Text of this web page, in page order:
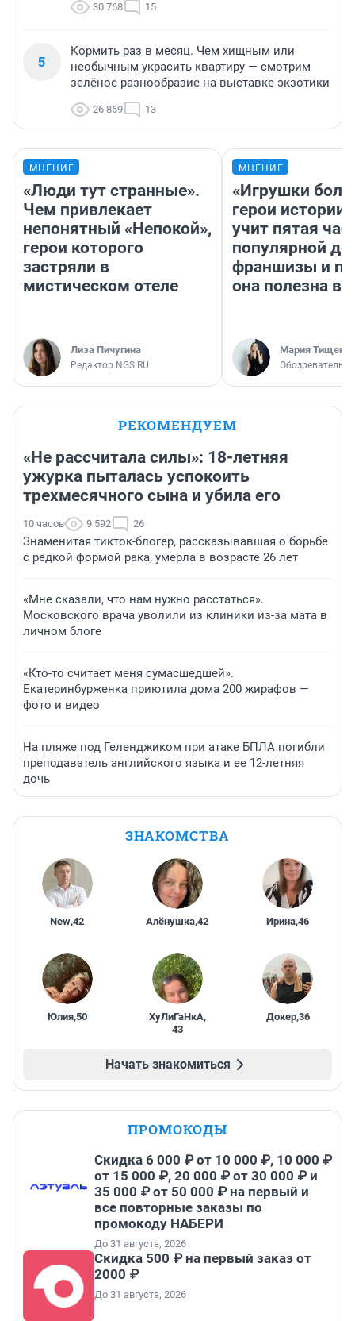
30 768 15
5
Кормить раз в месяц. Чем хищным или
необычным украсить квартиру — смотрим
зелёное разнообразие на выставке экзотики
26 869 13
МНЕНИЕ
«Люди тут странные».
Чем привлекает
непонятный «Непокой»,
герои которого
застряли в
мистическом отеле
Лиза Пичугина
Редактор NGS.RU
МНЕНИЕ
«Игрушки
герои
учит пятая
популярной
франшизы и
она полезна
Мария Тищенко
Обозреватель
РЕКОМЕНДУЕМ
«Не рассчитала силы»: 18-летняя
ужурка пыталась успокоить
трехмесячного сына и убила его
10 часов 9 592 26
Знаменитая тикток-блогер, рассказывавшая о борьбе
с редкой формой рака, умерла в возрасте 26 лет
«Мне сказали, что нам нужно расстаться».
Московского врача уволили из клиники из-за мата в
личном блоге
«Кто-то считает меня сумасшедшей».
Екатеринбурженка приютила дома 200 жирафов —
фото и видео
На пляже под Геленджиком при атаке БПЛА погибли
преподаватель английского языка и ее 12-летняя
дочь
ЗНАКОМСТВА
New,42 Алёнушка,42 Ирина,46
Юлия,50 ХуЛиГаНкА,
43
Докер,36
Начать знакомиться
ПРОМОКОДЫ
Скидка 6 000 ₽ от 10 000 ₽, 10 000 ₽
от 15 000 ₽, 20 000 ₽ от 30 000 ₽ и
35 000 ₽ от 50 000 ₽ на первый и
все повторные заказы по
промокоду НАБЕРИ
До 31 августа, 2026
Скидка 500 ₽ на первый заказ от
2000 ₽
До 31 августа, 2026